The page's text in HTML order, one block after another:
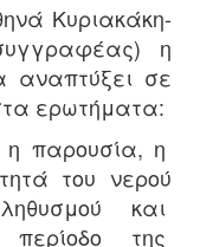
Κυριακάκη-
η
αναπτύξει σε
ερωτήματα:
παρουσία, η
του νερού
και
της